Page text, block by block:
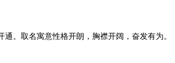
。取名寓意性格开朗，胸襟开阔，奋发有为。